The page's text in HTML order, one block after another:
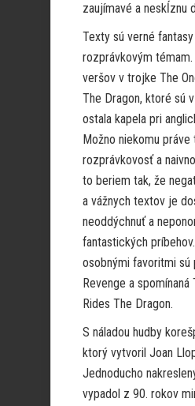
zaujímavé a neskĺznu
Texty sú verné
rozprávkovým témam.
veršov v trojke The
The Dragon, ktoré sú
ostala kapela pri
Možno niekomu práve
rozprávkovosť a
to beriem tak, že
a vážnych textov je
neoddýchnuť a
fantastických
osobnými favoritmi sú
Revenge a spomínaná
Rides The Dragon.
S náladou hudby
ktorý vytvoril Joan
Jednoducho
vypadol z 90. rokov